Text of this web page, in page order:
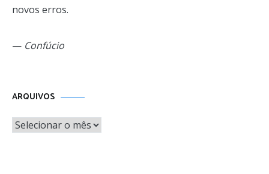
novos erros.
— Confúcio
ARQUIVOS Arquivos